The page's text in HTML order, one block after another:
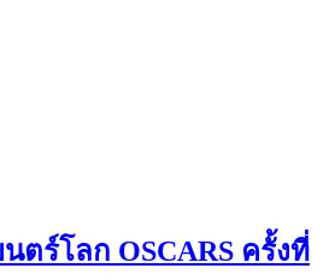
ตร์โลก OSCARS ครั้งที่